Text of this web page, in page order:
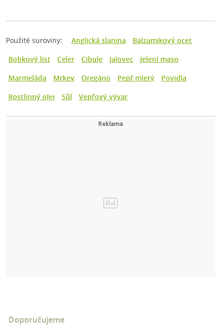
Použité suroviny: Anglická slanina
Balzamikový ocet
Bobkový list
Celer Cibule Jalovec
Jelení maso
Marmeláda
Mrkev Oregáno Pepř mletý
Povidla
Rostlinný olej
Sůl Vepřový vývar
Doporučujeme